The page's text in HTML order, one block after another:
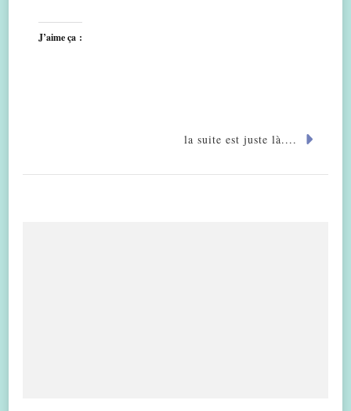
J’aime ça :
la suite est juste là....